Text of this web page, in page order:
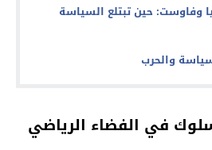
وفاوست: حين تبتلع السياسة
والحرب
في الفضاء الرياضي